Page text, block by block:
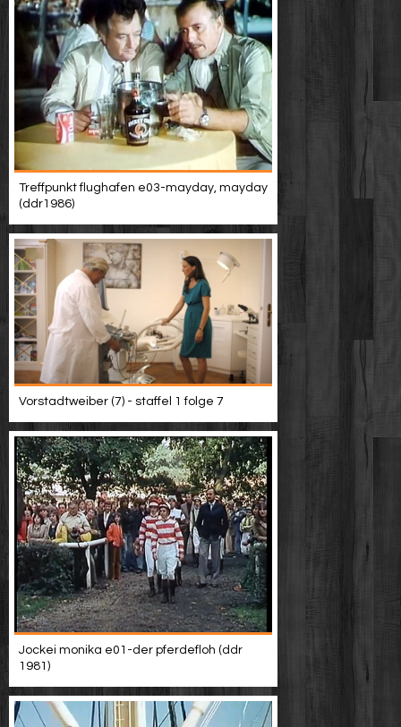
Treffpunkt flughafen e03-mayday, mayday
(ddr1986)
Vorstadtweiber (7) - staffel 1 folge 7
Jockei monika e01-der pferdefloh (ddr
1981)